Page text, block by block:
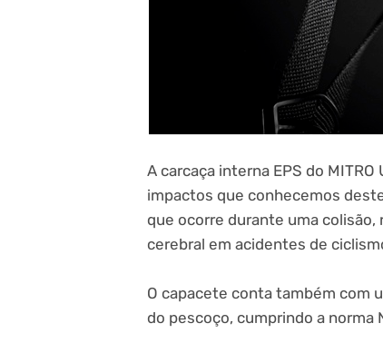
A carcaça interna EPS do
impactos que conhecemos
que ocorre durante uma colisão,
cerebral em acidentes de
O capacete conta também com
do pescoço, cumprindo a norma